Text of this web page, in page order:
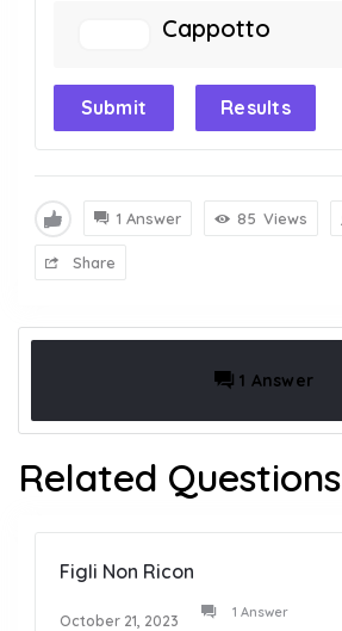
Cappotto
Submit Results
1 Answer 85 Views
Share
1 Answer
Related Questions
Figli Non Ricon
October 21, 2023 1 Answer